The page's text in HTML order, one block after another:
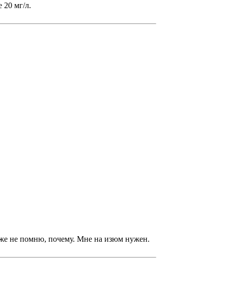
20 мг/л.
не помню, почему. Мне на изюм нужен.